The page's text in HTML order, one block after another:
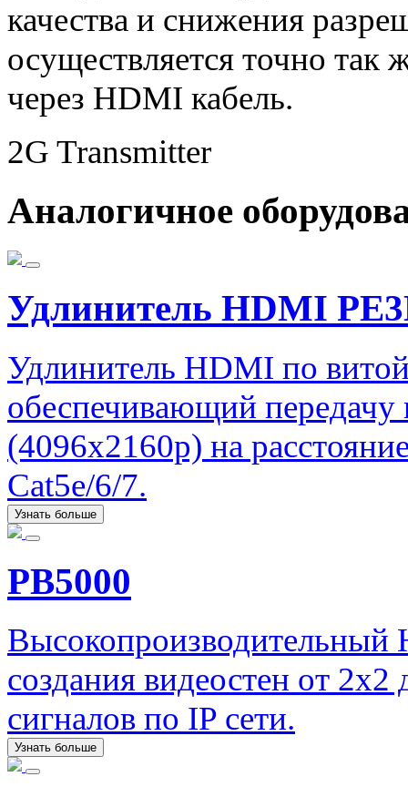
качества и снижения
осуществляется точно
через HDMI кабель.
2G Transmitter
Аналогичное
Удлинитель HDMI
Удлинитель HDMI по
обеспечивающий
(4096x2160p) на
Cat5e/6/7.
Узнать больше
PB5000
Высокопроизводительный
создания видеостен от
сигналов по IP сети.
Узнать больше